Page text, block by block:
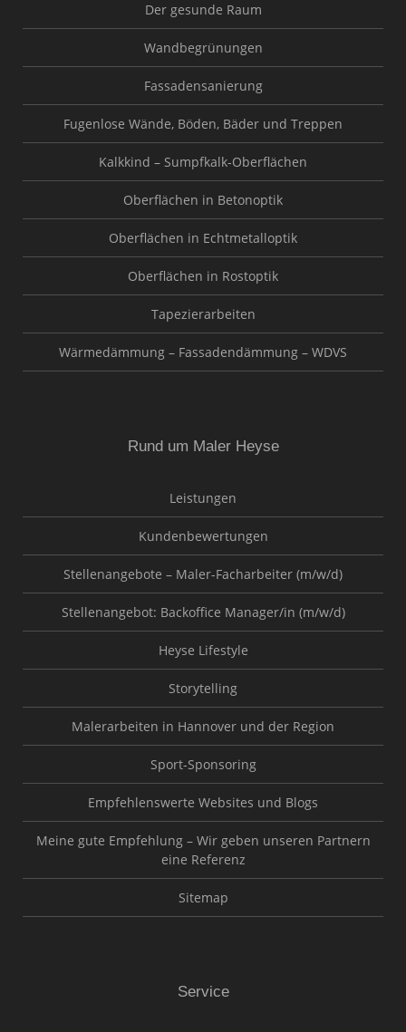
Der gesunde Raum
Wandbegrünungen
Fassadensanierung
Fugenlose Wände, Böden, Bäder und Treppen
Kalkkind – Sumpfkalk-Oberflächen
Oberflächen in Betonoptik
Oberflächen in Echtmetalloptik
Oberflächen in Rostoptik
Tapezierarbeiten
Wärmedämmung – Fassadendämmung – WDVS
Rund um Maler Heyse
Leistungen
Kundenbewertungen
Stellenangebote – Maler-Facharbeiter (m/w/d)
Stellenangebot: Backoffice Manager/in (m/w/d)
Heyse Lifestyle
Storytelling
Malerarbeiten in Hannover und der Region
Sport-Sponsoring
Empfehlenswerte Websites und Blogs
Meine gute Empfehlung – Wir geben unseren Partnern
eine Referenz
Sitemap
Service